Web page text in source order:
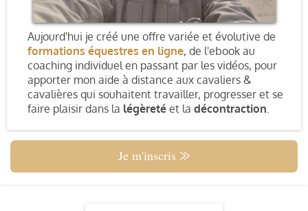
Aujourd'hui je créé une offre variée et évolutive de
formations équestres en ligne, de l'ebook au
coaching individuel en passant par les vidéos, pour
apporter mon aide à distance aux cavaliers &
cavalières qui souhaitent travailler, progresser et se
faire plaisir dans la légèreté et la décontraction.
Je m'inscris ⨠